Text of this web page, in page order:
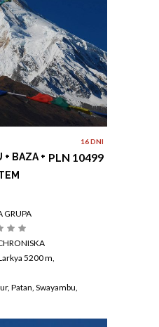
+ BAZA +
16 DNI
PLN 10499
GRUPA
5200 m,
Patan, Swayambu,